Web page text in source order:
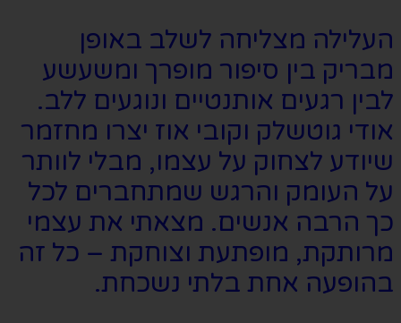
העלילה מצליחה לשלב באופן
מבריק בין סיפור מופרך ומשעשע
לבין רגעים אותנטיים ונוגעים ללב.
אודי גוטשלק וקובי אוז יצרו מחזמר
שיודע לצחוק על עצמו, מבלי לוותר
על העומק והרגש שמתחברים לכל
כך הרבה אנשים. מצאתי את עצמי
מרותקת, מופתעת וצוחקת – כל זה
בהופעה אחת בלתי נשכחת.